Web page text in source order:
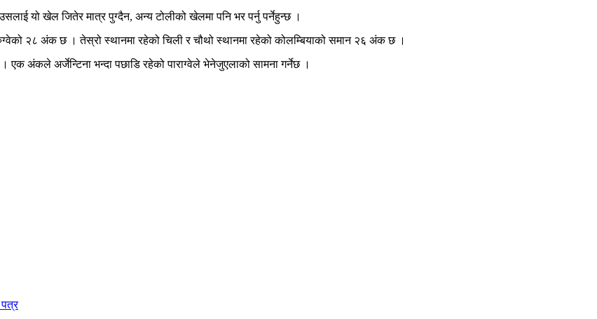
यो खेल जितेर मात्र पुग्दैन, अन्य टोलीको खेलमा पनि भर पर्नु पर्नेहुन्छ ।
२८ अंक छ । तेस्रो स्थानमा रहेको चिली र चौथो स्थानमा रहेको कोलम्बियाको समान २६ अंक छ ।
अंकले अर्जेन्टिना भन्दा पछाडि रहेको पाराग्वेले भेनेजुएलाको सामना गर्नेछ ।